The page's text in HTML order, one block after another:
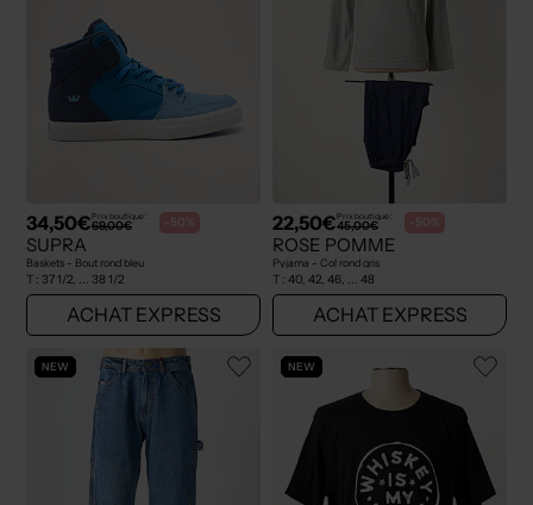
34,50€Prix boutique :
69,00€ -50%
SUPRA
Baskets - Bout rond bleu
T : 37 1/2, ... 38 1/2
ACHAT EXPRESS
22,50€Prix boutique :
45,00€ -50%
ROSE POMME
Pyjama - Col rond gris
T : 40, 42, 46, ... 48
ACHAT EXPRESS
NEW NEW